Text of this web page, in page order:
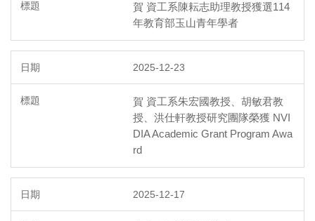
賀 資工系陳耘志助理教授獲選114
年教育部玉山青年學者
2025-12-23
賀 資工系朱宏國教授、胡敏君教
授、洪仕軒教授研究團隊榮獲 NVI
DIA Academic Grant Program Awa
rd
2025-12-17